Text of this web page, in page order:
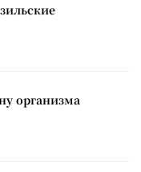
организма